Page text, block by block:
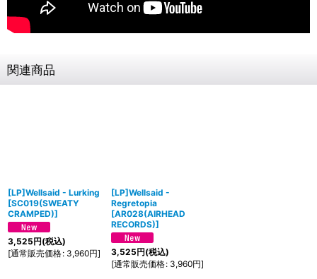
関連商品
[LP]Wellsaid - Lurking
[SC019(SWEATY
CRAMPED)]
3,525円(税込)
[通常販売価格: 3,960円]
[LP]Wellsaid -
Regretopia
[AR028(AIRHEAD
RECORDS)]
3,525円(税込)
[通常販売価格: 3,960円]